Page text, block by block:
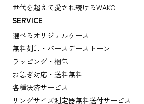
世代を超えて愛され続けるWAKO
SERVICE
選べるオリジナルケース
無料刻印・バースデーストーン
ラッピング・梱包
お急ぎ対応・送料無料
各種決済サービス
リングサイズ測定器無料送付サービス